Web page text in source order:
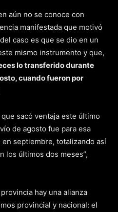
aún no se conoce con
manifestada que motivó
caso es que se dio en un
mismo instrumento y que,
lo transferido durante
cuando fueron por
sacó ventaja este último
de agosto fue para esa
septiembre, totalizando así
los últimos dos meses”,
hay una alianza
provincial y nacional: el